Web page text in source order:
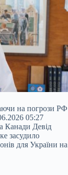
на погрози РФ
05:27
Канади Девід
засудило
для України на